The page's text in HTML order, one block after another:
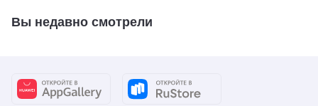
Вы недавно смотрели